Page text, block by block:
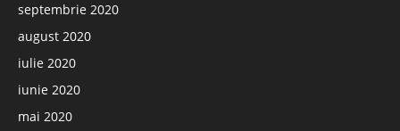
septembrie 2020
august 2020
iulie 2020
iunie 2020
mai 2020